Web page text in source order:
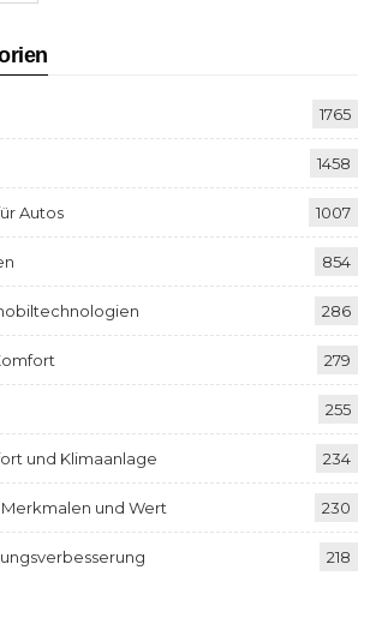
1765
1458
Autos 1007
854
286
279
255
und Klimaanlage 234
und Wert 230
218